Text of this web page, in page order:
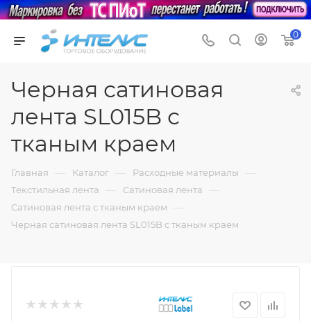
0
Черная сатиновая
лента SL015B с
тканым краем
Главная — Каталог — Расходные материалы —
Текстильная лента — Сатиновая лента —
Сатиновая лента с тканым краем —
Черная сатиновая лента SL015B с тканым краем